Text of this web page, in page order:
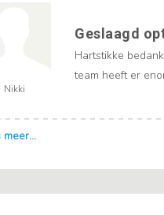
Nikki
Geslaagd
Hartstikke
team heeft er